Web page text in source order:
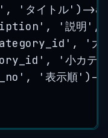
' , ' タイトル' ) ->
' , '説明 ' ,
' , ' 大
' , '小カテ
' , '表示順' ) ->